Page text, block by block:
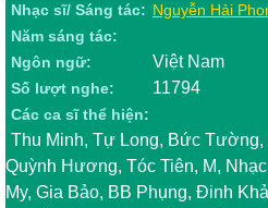
Nhạc sĩ/ Sáng tác: Nguyễn Hải
Năm sáng tác:
Ngôn ngữ:
Việt Nam
Số lượt nghe: 11794
Các ca sĩ thể hiện:
Thu Minh, Tự Long, Bức Tường,
Quỳnh Hương, Tóc Tiên, M,
My, Gia Bảo, BB Phụng, Đinh